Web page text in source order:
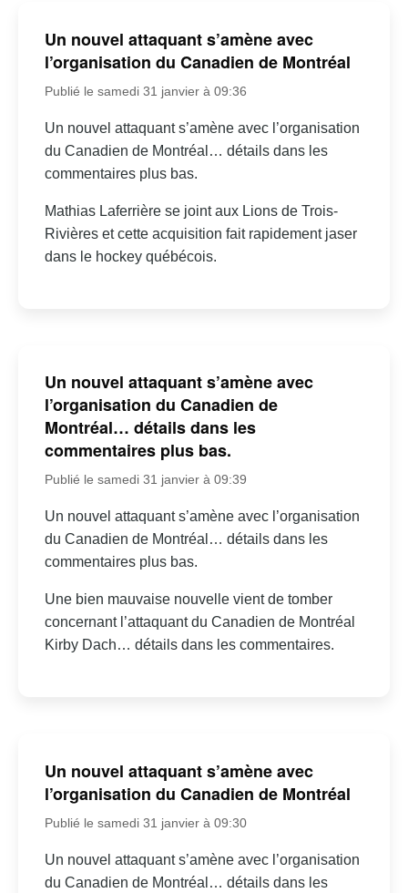
Un nouvel attaquant s’amène avec
l’organisation du Canadien de Montréal
Publié le samedi 31 janvier à 09:36
Un nouvel attaquant s’amène avec l’organisation
du Canadien de Montréal… détails dans les
commentaires plus bas.
Mathias Laferrière se joint aux Lions de Trois-
Rivières et cette acquisition fait rapidement jaser
dans le hockey québécois.
Un nouvel attaquant s’amène avec
l’organisation du Canadien de
Montréal… détails dans les
commentaires plus bas.
Publié le samedi 31 janvier à 09:39
Un nouvel attaquant s’amène avec l’organisation
du Canadien de Montréal… détails dans les
commentaires plus bas.
Une bien mauvaise nouvelle vient de tomber
concernant l’attaquant du Canadien de Montréal
Kirby Dach… détails dans les commentaires.
Un nouvel attaquant s’amène avec
l’organisation du Canadien de Montréal
Publié le samedi 31 janvier à 09:30
Un nouvel attaquant s’amène avec l’organisation
du Canadien de Montréal… détails dans les